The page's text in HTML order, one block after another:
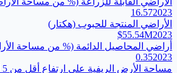
16.572023
الأراضي المنتجة للحبوب (هكتار)
$55.54M2023
أراضي المحاصيل الدائمة (% من مساحة
0.352023
مساحة الأرض الريفية على ارتفاع أقل من 5 أمتار (كم2)